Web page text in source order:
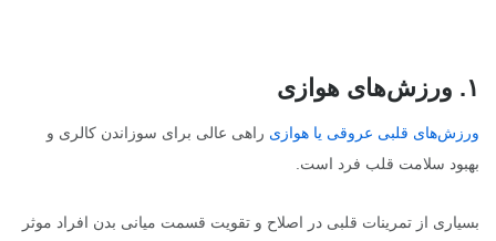
۱. ورزش‌های هوازی
ورزش‌های قلبی عروقی یا هوازی راهی عالی برای سوزاندن کالری و
بهبود سلامت قلب فرد است.
بسیاری از تمرینات قلبی در اصلاح و تقویت قسمت میانی بدن افراد موثر